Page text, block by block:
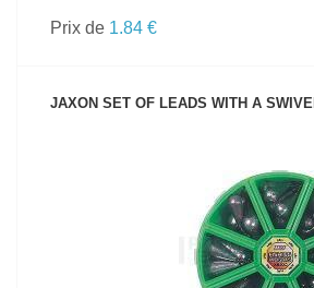
Prix de 1.84 €
JAXON SET OF LEADS WITH A
VOIR LE PRODUIT